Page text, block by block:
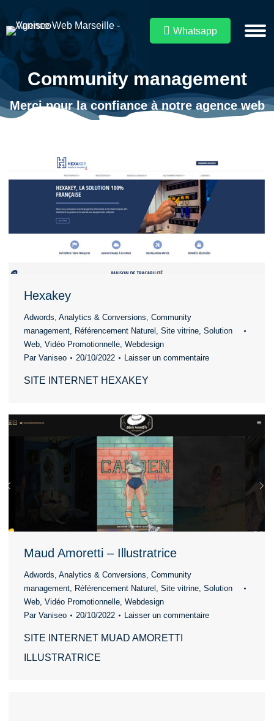
Whatsapp
Community management
Merci pour la confiance à notre agence web
Vous êtes ici :
Hexakey
Adwords Analytics & Conversions Community
management
Référencement Naturel Site vitrine Solution
Web Vidéo Promotionnelle Webdesign
Par Vaniseo 20/10/2022 Laisser un commentaire
SITE INTERNET HEXAKEY
Maud Amoretti – Illustratrice
Adwords Analytics & Conversions Community
management
Référencement Naturel Site vitrine Solution
Web Vidéo Promotionnelle Webdesign
Par Vaniseo 20/10/2022 Laisser un commentaire
SITE INTERNET MUAD AMORETTI
ILLUSTRATRICE